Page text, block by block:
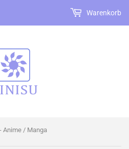
Warenkorb
Anime / Manga